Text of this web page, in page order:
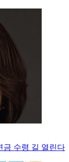
금 수령 길 열린다